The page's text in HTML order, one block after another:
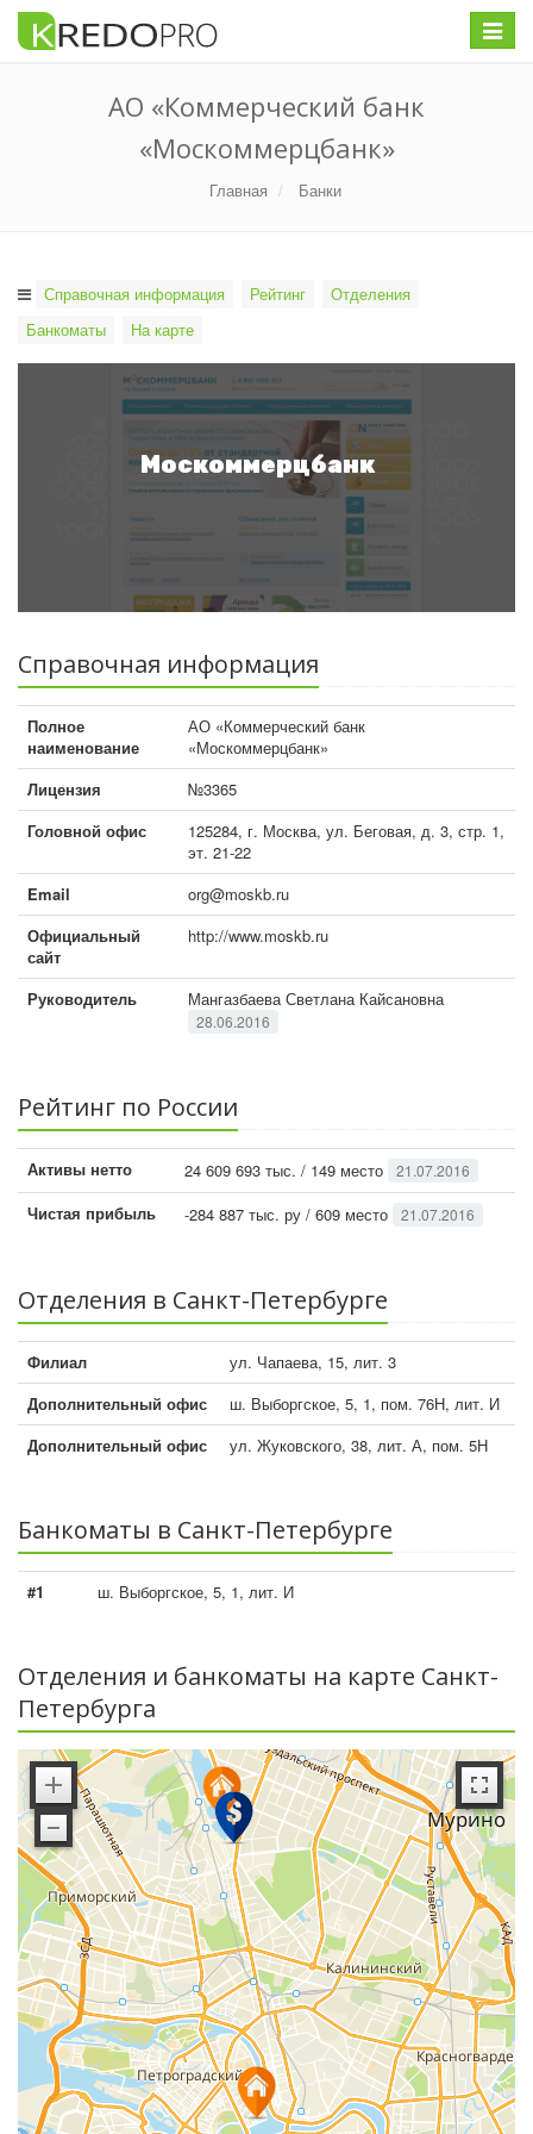
Меню
АО «Коммерческий банк
«Москоммерцбанк»
Главная Банки
Справочная информация Рейтинг
Отделения
Банкоматы
На карте
Москоммерцбанк
Справочная информация
Полное
наименование
АО «Коммерческий банк
«Москоммерцбанк»
Лицензия
№3365
Головной офис
125284, г. Москва, ул. Беговая, д. 3, стр. 1,
эт. 21-22
Email
org@moskb.ru
Официальный
сайт
http://www.moskb.ru
Руководитель Мангазбаева Светлана Кайсановна
28.06.2016
Рейтинг по России
Активы нетто 24 609 693 тыс. / 149 место 21.07.2016
Чистая прибыль -284 887 тыс. ру / 609 место 21.07.2016
Отделения в Санкт-Петербурге
Филиал
ул. Чапаева, 15, лит. 3
Дополнительный офис
ш. Выборгское, 5, 1, пом. 76Н, лит. И
Дополнительный офис
ул. Жуковского, 38, лит. А, пом. 5Н
Банкоматы в Санкт-Петербурге
#1 ш. Выборгское, 5, 1, лит. И
Отделения и банкоматы на карте Санкт-
Петербурга